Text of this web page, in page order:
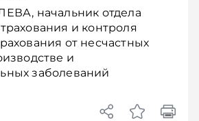
начальник отдела
и контроля
от несчастных
и
заболеваний